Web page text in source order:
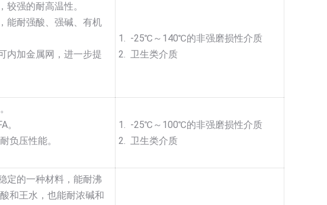
较强的耐高温性。
能耐强酸、强碱、有机
内加金属网，进一步提
1. -25℃～140℃的非强磨损性介质
2. 卫生类介质
。
负压性能。
1. -25℃～100℃的非强磨损性介质
2. 卫生类介质
定的一种材料，能耐沸
和王水，也能耐浓碱和